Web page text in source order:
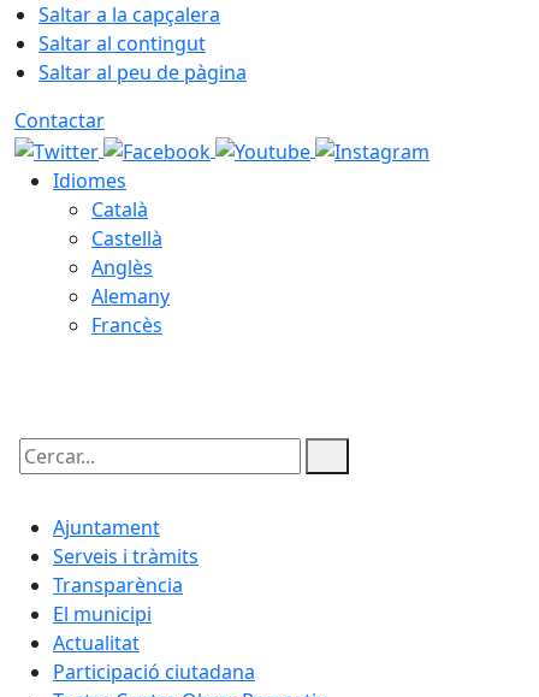
Saltar a la capçalera
Saltar al contingut
Saltar al peu de pàgina
Contactar
Idiomes
Català
Castellà
Anglès
Alemany
Francès
Cercar:
Ajuntament
Serveis i tràmits
Transparència
El municipi
Actualitat
Participació ciutadana